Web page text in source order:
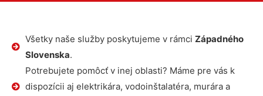
Všetky naše služby poskytujeme v rámci Západného
Slovenska.
Potrebujete pomôcť v inej oblasti? Máme pre vás k
dispozícii aj elektrikára, vodoinštalatéra, murára a